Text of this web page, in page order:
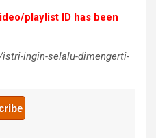
playlist ID has been
ingin-selalu-dimengerti-